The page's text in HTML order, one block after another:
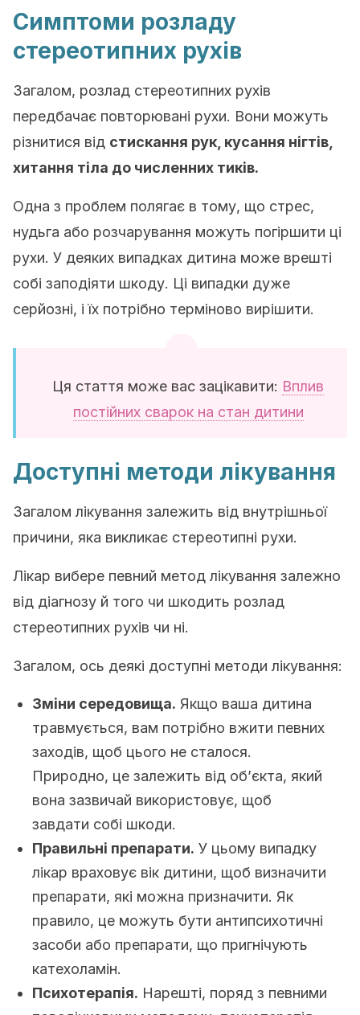
Симптоми розладу
стереотипних рухів
Загалом, розлад стереотипних рухів
передбачає повторювані рухи. Вони можуть
різнитися від стискання рук, кусання нігтів,
хитання тіла до численних тиків.
Одна з проблем полягає в тому, що стрес,
нудьга або розчарування можуть погіршити ці
рухи. У деяких випадках дитина може врешті
собі заподіяти шкоду. Ці випадки дуже
серйозні, і їх потрібно терміново вирішити.
Ця стаття може вас зацікавити: Вплив
постійних сварок на стан дитини
Доступні методи лікування
Загалом лікування залежить від внутрішньої
причини, яка викликає стереотипні рухи.
Лікар вибере певний метод лікування залежно
від діагнозу й того чи шкодить розлад
стереотипних рухів чи ні.
Загалом, ось деякі доступні методи лікування:
Зміни середовища. Якщо ваша дитина
травмується, вам потрібно вжити певних
заходів, щоб цього не сталося.
Природно, це залежить від об’єкта, який
вона зазвичай використовує, щоб
завдати собі шкоди.
Правильні препарати. У цьому випадку
лікар враховує вік дитини, щоб визначити
препарати, які можна призначити. Як
правило, це можуть бути антипсихотичні
засоби або препарати, що пригнічують
катехоламін.
Психотерапія. Нарешті, поряд з певними